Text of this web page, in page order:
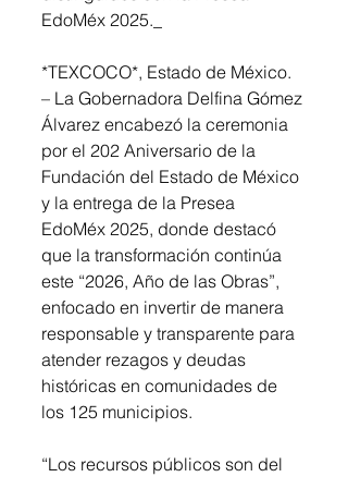
EdoMéx 2025._
*TEXCOCO*, Estado de México.
– La Gobernadora Delfina Gómez
Álvarez encabezó la ceremonia
por el 202 Aniversario de la
Fundación del Estado de México
y la entrega de la Presea
EdoMéx 2025, donde destacó
que la transformación continúa
este “2026, Año de las Obras”,
enfocado en invertir de manera
responsable y transparente para
atender rezagos y deudas
históricas en comunidades de
los 125 municipios.
“Los recursos públicos son del